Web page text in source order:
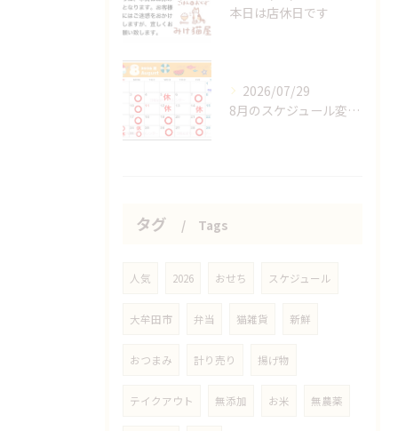
本日は店休日です
2026/07/29
8月のスケジュール変更分
タグ Tags
人気 2026 おせち スケジュール
大牟田市 弁当 猫雑貨 新鮮
おつまみ 計り売り 揚げ物
テイクアウト 無添加 お米 無農薬